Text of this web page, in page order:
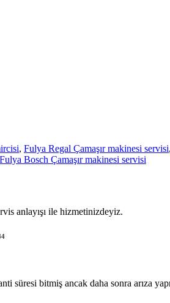
, Fulya Regal Çamaşır makinesi servisi,
Fulya Bosch Çamaşır makinesi servisi
anlayışı ile hizmetinizdeyiz.
süresi bitmiş ancak daha sonra arıza